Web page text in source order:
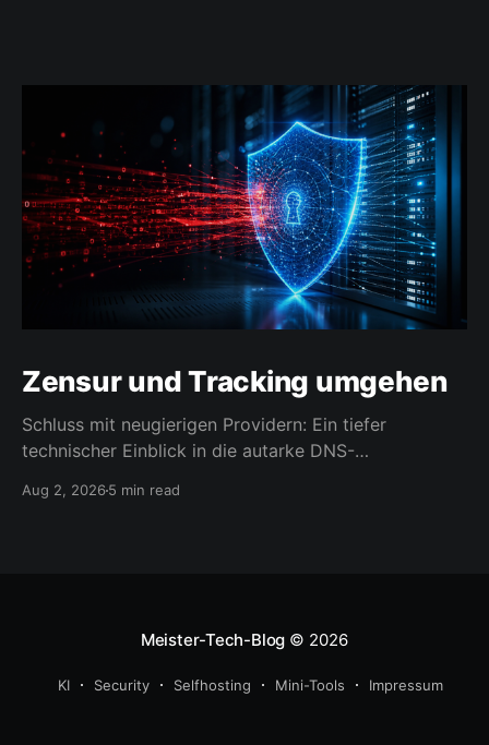
Zensur und Tracking umgehen
Schluss mit neugierigen Providern: Ein tiefer
technischer Einblick in die autarke DNS-
Aug 2, 20265 min read
Meister-Tech-Blog © 2026
KI Security Selfhosting Mini-Tools Impressum